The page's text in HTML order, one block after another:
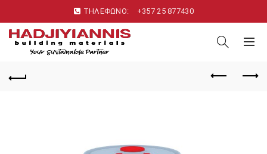
ΤΗΛΕΦΩΝΟ: +357 25 877430